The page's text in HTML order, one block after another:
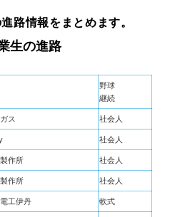
路情報をまとめます。
生の進路
野球
継続
ス 社会人
社会人
作所 社会人
作所 社会人
工伊丹 軟式